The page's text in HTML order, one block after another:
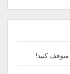
کنید!